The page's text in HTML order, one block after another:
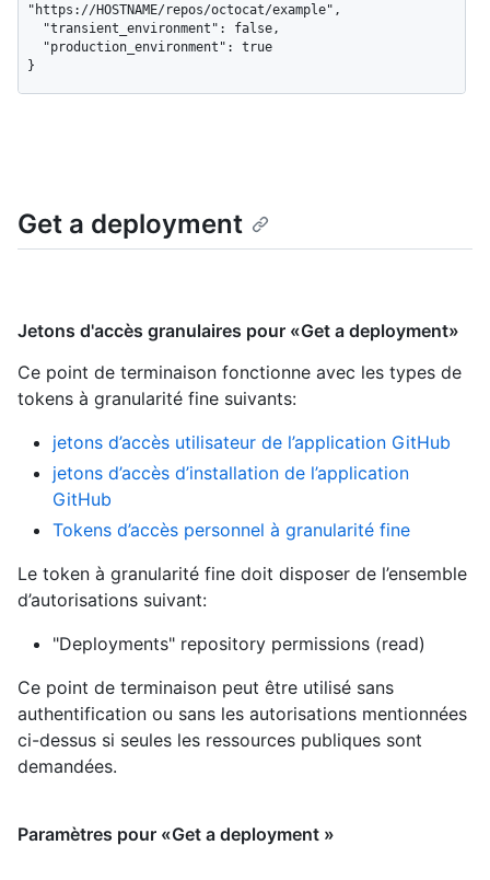
"https://HOSTNAME/repos/octocat/example",
}
Get a deployment
Jetons d'accès granulaires pour «Get a deployment»
Ce point de terminaison fonctionne avec les types de
tokens à granularité fine suivants:
jetons d’accès utilisateur de l’application GitHub
jetons d’accès d’installation de l’application
GitHub
Tokens d’accès personnel à granularité fine
Le token à granularité fine doit disposer de l’ensemble
d’autorisations suivant:
"Deployments" repository permissions (read)
Ce point de terminaison peut être utilisé sans
authentification ou sans les autorisations mentionnées
ci-dessus si seules les ressources publiques sont
demandées.
Paramètres pour «Get a deployment »